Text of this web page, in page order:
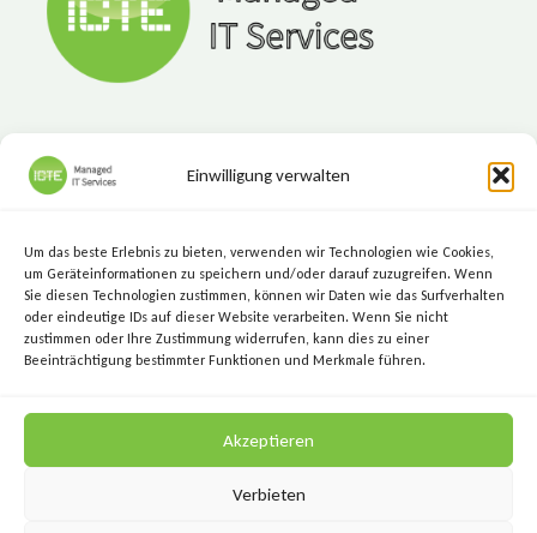
Einwilligung verwalten
Um das beste Erlebnis zu bieten, verwenden wir Technologien wie Cookies,
um Geräteinformationen zu speichern und/oder darauf zuzugreifen. Wenn
Sie diesen Technologien zustimmen, können wir Daten wie das Surfverhalten
oder eindeutige IDs auf dieser Website verarbeiten. Wenn Sie nicht
zustimmen oder Ihre Zustimmung widerrufen, kann dies zu einer
Beeinträchtigung bestimmter Funktionen und Merkmale führen.
Akzeptieren
Verbieten
SOLLTEN
Marktgasse 7, 8720 Knittelfeld
+43 (3512) 209 00
info@icte.biz
KEEP IT SIMPLE.